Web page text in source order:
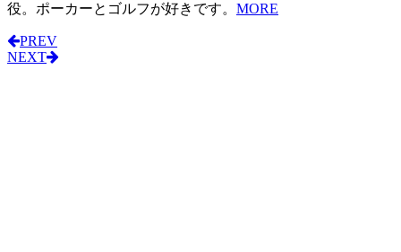
役。ポーカーとゴルフが好きです。 MORE
PREV
NEXT